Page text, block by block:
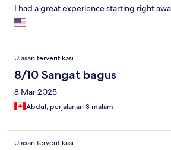
I had a great experience starting right
Ulasan terverifikasi
8/10 Sangat bagus
8 Mar 2025
Abdul, perjalanan 3 malam
Ulasan terverifikasi